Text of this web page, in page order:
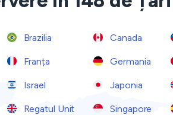
Brazilia Canada
Franța Germania
Israel Japonia
Regatul Unit Singapore